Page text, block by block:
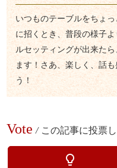
いつものテーブルをちょ
に招くとき、普段の様子
ルセッティングが出来た
ます！さあ、楽しく、話
う！
Vote / この記事に投票
lightbulb_outline